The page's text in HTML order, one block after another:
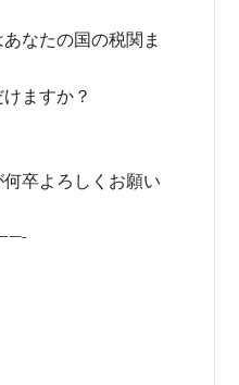
なたの国の税関ま
ますか？
卒よろしくお願い